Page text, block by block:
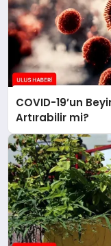
COVID-19’un
Artırabilir mi?